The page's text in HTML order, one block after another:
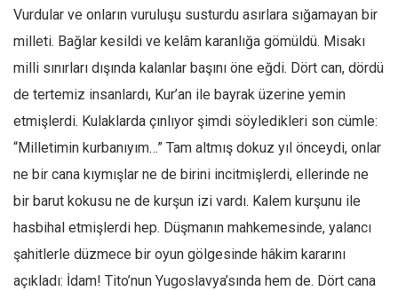
Kemal Özer
Mahmut Toptaş
Yvonne Ridley
Barış Tarımcıoğlu
Ömer Kayani
Yusuf Armağan
Hasanali Yıldırım
Mehmet Ali Tekin
Vurdular ve onların vuruluşu susturdu asırlara sığamayan bir
milleti. Bağlar kesildi ve kelâm karanlığa gömüldü. Misakı
milli sınırları dışında kalanlar başını öne eğdi. Dört can, dördü
de tertemiz insanlardı, Kur’an ile bayrak üzerine yemin
etmişlerdi. Kulaklarda çınlıyor şimdi söyledikleri son cümle:
“Milletimin kurbanıyım…” Tam altmış dokuz yıl önceydi, onlar
ne bir cana kıymışlar ne de birini incitmişlerdi, ellerinde ne
bir barut kokusu ne de kurşun izi vardı. Kalem kurşunu ile
hasbihal etmişlerdi hep. Düşmanın mahkemesinde, yalancı
şahitlerle düzmece bir oyun gölgesinde hâkim kararını
açıkladı: İdam! Tito’nun Yugoslavya’sında hem de. Dört cana